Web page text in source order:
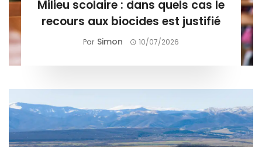
Milieu scolaire : dans quels cas le
recours aux biocides est justifié
Par Simon 10/07/2026